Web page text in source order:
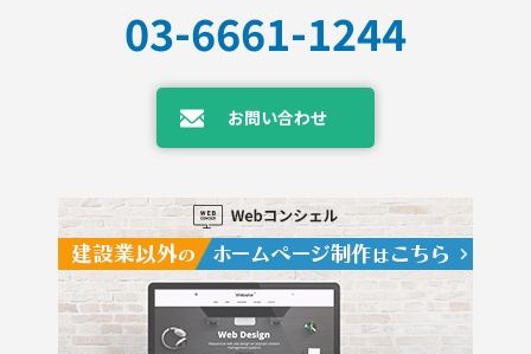
03-6661-1244
お問い合わせ